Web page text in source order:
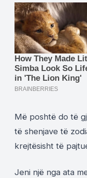
Më poshtë do të
të shenjave të
krejtësisht të
Jeni një nga ata